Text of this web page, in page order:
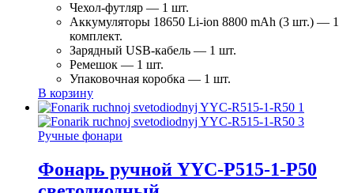
Чехол-футляр — 1 шт.
Аккумуляторы 18650 Li-ion 8800 mAh (3 шт.) — 1
комплект.
Зарядный USB-кабель — 1 шт.
Ремешок — 1 шт.
Упаковочная коробка — 1 шт.
В корзину
Ручные фонари
Фонарь ручной YYC-P515-1-P50